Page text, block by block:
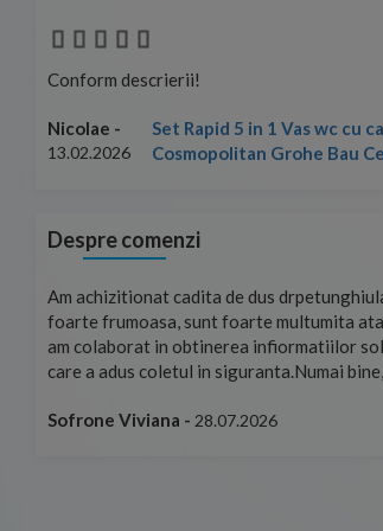
Conform descrierii!
Nicolae -
13.02.2026
Set Rapid 5 in 1 Vas wc cu
Cosmopolitan Grohe Bau
Despre comenzi
Am achizitionat cadita de dus
foarte frumoasa, sunt foarte multumita
am colaborat in obtinerea infiormatiilor
care a adus coletul in siguranta.Numai
Sofrone Viviana - 28.07.2026